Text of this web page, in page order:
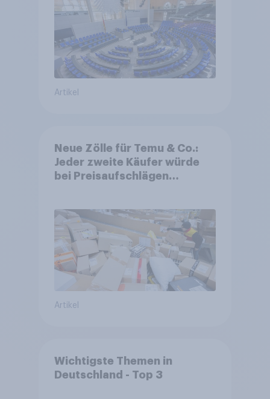
Artikel
Neue Zölle für Temu & Co.:
Jeder zweite Käufer würde
bei Preisaufschlägen
Artikel
Wichtigste Themen in
Deutschland - Top 3